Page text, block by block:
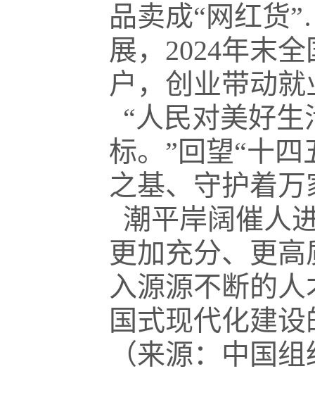
品卖成“网红货
展，2024年末
户，创业带动
“人民对美好
标。”回望“十
之基、守护着
潮平岸阔催人
更加充分、更
入源源不断的
国式现代化建
（来源：中国